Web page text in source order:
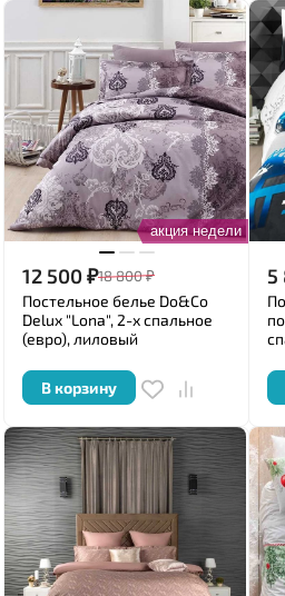
акция недели
12 500₽18 800₽
Постельное белье Do&Co
Delux "Lona", 2-х спальное
(евро), лиловый
В корзину
5